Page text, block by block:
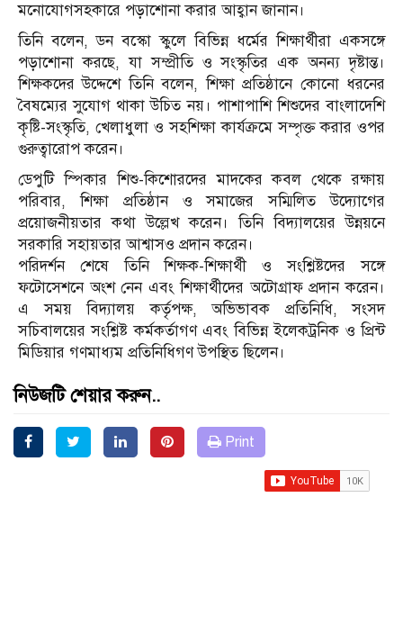
মনোযোগসহকারে পড়াশোনা করার আহ্বান জানান।
তিনি বলেন, ডন বস্কো স্কুলে বিভিন্ন ধর্মের শিক্ষার্থীরা একসঙ্গে
পড়াশোনা করছে, যা সম্প্রীতি ও সংস্কৃতির এক অনন্য দৃষ্টান্ত।
শিক্ষকদের উদ্দেশে তিনি বলেন, শিক্ষা প্রতিষ্ঠানে কোনো ধরনের
বৈষম্যের সুযোগ থাকা উচিত নয়। পাশাপাশি শিশুদের বাংলাদেশি
কৃষ্টি-সংস্কৃতি, খেলাধুলা ও সহশিক্ষা কার্যক্রমে সম্পৃক্ত করার ওপর
গুরুত্বারোপ করেন।
ডেপুটি স্পিকার শিশু-কিশোরদের মাদকের কবল থেকে রক্ষায়
পরিবার, শিক্ষা প্রতিষ্ঠান ও সমাজের সম্মিলিত উদ্যোগের
প্রয়োজনীয়তার কথা উল্লেখ করেন। তিনি বিদ্যালয়ের উন্নয়নে
সরকারি সহায়তার আশ্বাসও প্রদান করেন।
পরিদর্শন শেষে তিনি শিক্ষক-শিক্ষার্থী ও সংশ্লিষ্টদের সঙ্গে
ফটোসেশনে অংশ নেন এবং শিক্ষার্থীদের অটোগ্রাফ প্রদান করেন।
এ সময় বিদ্যালয় কর্তৃপক্ষ, অভিভাবক প্রতিনিধি, সংসদ
সচিবালয়ের সংশ্লিষ্ট কর্মকর্তাগণ এবং বিভিন্ন ইলেকট্রনিক ও প্রিন্ট
মিডিয়ার গণমাধ্যম প্রতিনিধিগণ উপস্থিত ছিলেন।
নিউজটি শেয়ার করুন..
Print